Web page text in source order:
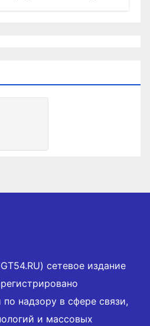
сетевое издание
надзору в сфере связи,
и массовых